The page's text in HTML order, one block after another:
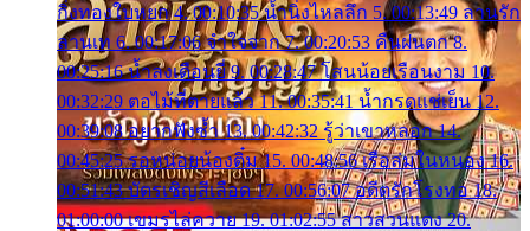
กิ่งทองใบหยก 4. 00:10:35 น้ำนิ่งไหลลึก 5. 00:13:49 ลานรัก
ลานเท 6. 00:17:06 จำใจจาก 7. 00:20:53 คืนฝนตก 8.
00:25:16 น้ำลงเดือนยี่ 9. 00:28:47 โสนน้อยเรือนงาม 10.
00:32:29 ตอไม้ที่ตายแล้ว 11. 00:35:41 น้ำกรดแช่เย็น 12.
00:39:08 อยากฟังซ้ำ 13. 00:42:32 รู้ว่าเขาหลอก 14.
00:45:25 รอหน่อยน้องติ๋ม 15. 00:48:56 เรือล่มในหนอง 16.
00:51:43 บัตรเชิญสีเลือด 17. 00:56:07 อดีตรักโรงทอ 18.
01:00:00 เขมรไล่ควาย 19. 01:02:55 สาวสวนแตง 20.